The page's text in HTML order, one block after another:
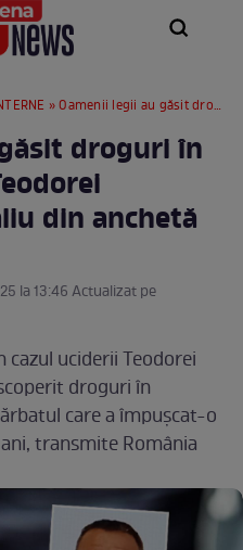
» Oamenii legii au găsit droguri în casa ucigașului Teodorei Marcu. Noul detaliu din anchetă
droguri în
din anchetă
la 13:46 Actualizat pe
uciderii Teodorei
droguri în
care a împușcat-o
transmite România